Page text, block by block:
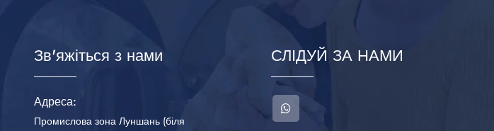
Зв'яжіться з нами
Адреса:
Промислова зона Луншань (біля
СЛІДУЙ ЗА НАМИ